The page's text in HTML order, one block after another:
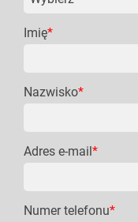
Imię*
Nazwisko*
Adres e-mail*
Numer telefonu*